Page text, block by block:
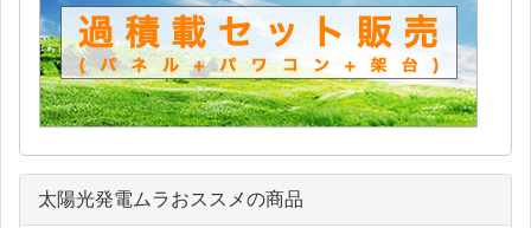
太陽光発電ムラおススメの商品